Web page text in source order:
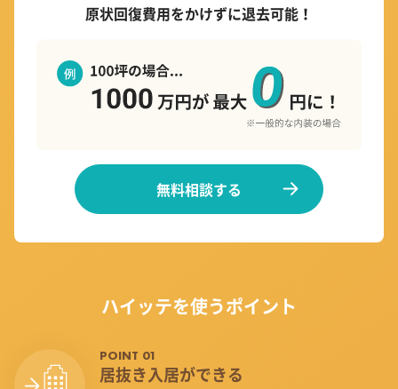
原状回復費用をかけずに退去可能！
無料相談する
ハイッテを使うポイント
POINT 01
居抜き入居ができる